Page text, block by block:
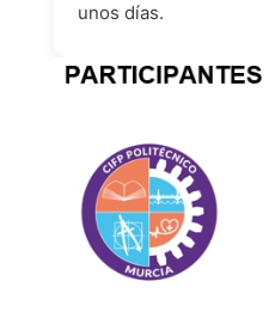
unos días.